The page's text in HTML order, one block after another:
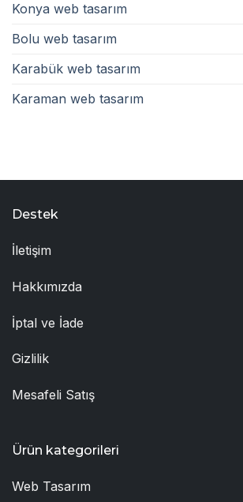
Konya web tasarım
Bolu web tasarım
Karabük web tasarım
Karaman web tasarım
Destek
İletişim
Hakkımızda
İptal ve İade
Gizlilik
Mesafeli Satış
Ürün kategorileri
Web Tasarım